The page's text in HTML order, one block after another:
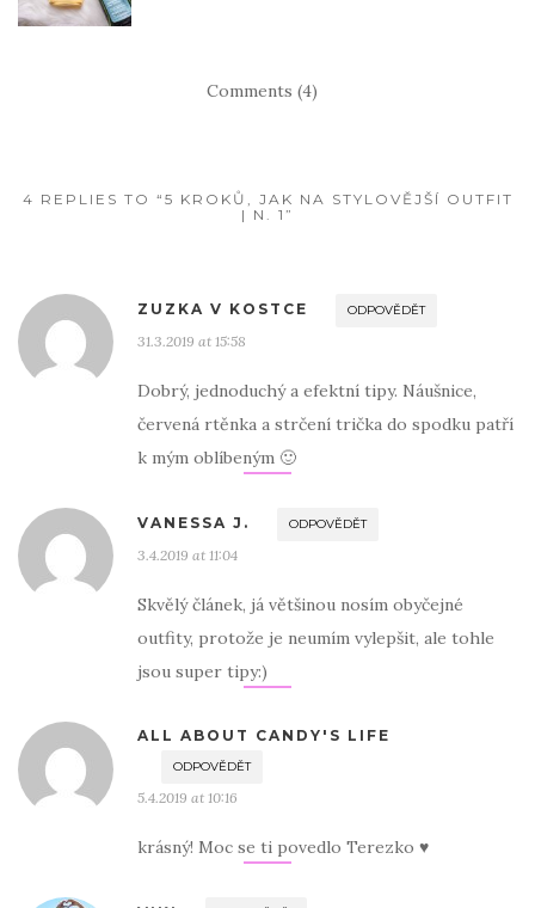
Comments (4)
4 REPLIES TO “5 KROKŮ, JAK NA STYLOVĚJŠÍ OUTFIT
| N. 1”
ZUZKA V KOSTCE ODPOVĚDĚT
31.3.2019 at 15:58
Dobrý, jednoduchý a efektní tipy. Náušnice,
červená rtěnka a strčení trička do spodku patří
k mým oblíbeným 🙂
VANESSA J. ODPOVĚDĚT
3.4.2019 at 11:04
Skvělý článek, já většinou nosím obyčejné
outfity, protože je neumím vylepšit, ale tohle
jsou super tipy:)
ALL ABOUT CANDY'S LIFE
ODPOVĚDĚT
5.4.2019 at 10:16
krásný! Moc se ti povedlo Terezko ♥